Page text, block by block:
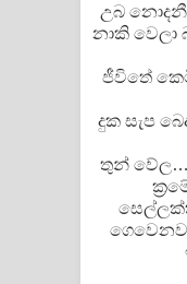
උබ
නාකි වෙලා
ජීවිතේ
දුක සැප
තුන්